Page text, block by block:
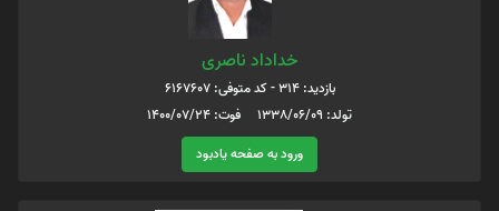
خداداد ناصری
بازدید: 314 - کد متوفی: 6167607
تولد: 1338/06/09 فوت: 1400/07/24
ورود به صفحه یادبود